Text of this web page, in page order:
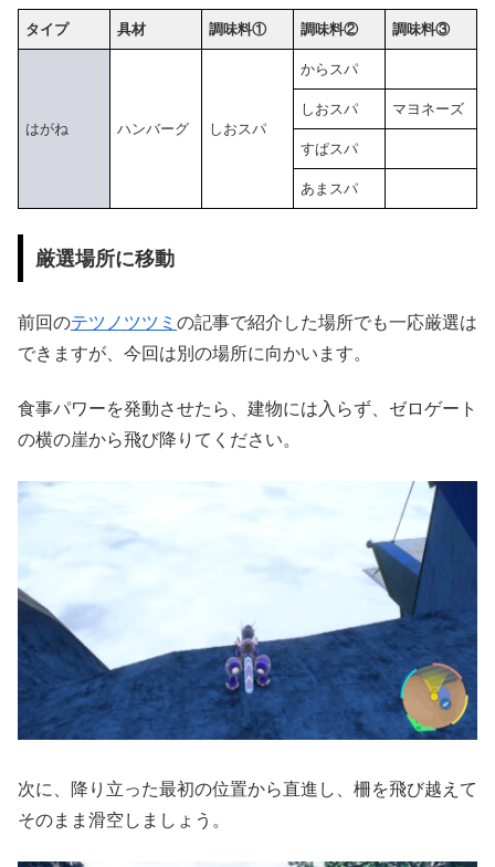
タイプ 具材 調味料① 調味料② 調味料③
はがね ハンバーグ しおスパ
からスパ
しおスパ マヨネーズ
すぱスパ
あまスパ
厳選場所に移動
前回のテツノツツミ の記事で紹介した場所でも一応厳選は
できますが、今回は別の場所に向かいます。
食事パワーを発動させたら、建物には入らず、ゼロゲート
の横の崖から飛び降りてください。
次に、降り立った最初の位置から直進し、柵を飛び越えて
そのまま滑空しましょう。